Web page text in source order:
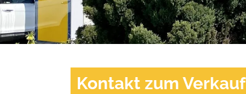
Kontakt zum Verkauf